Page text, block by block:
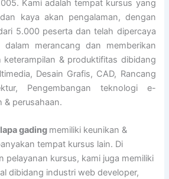
Kami adalah tempat kursus yang
kaya akan pengalaman, dengan
5.000 peserta dan telah dipercaya
dalam merancang dan memberikan
& produktifitas dibidang
Desain Grafis, CAD, Rancang
Pengembangan teknologi e-
& perusahaan.
gading memiliki keunikan &
tempat kursus lain. Di
pelayanan kursus, kami juga memiliki
dibidang industri web developer,